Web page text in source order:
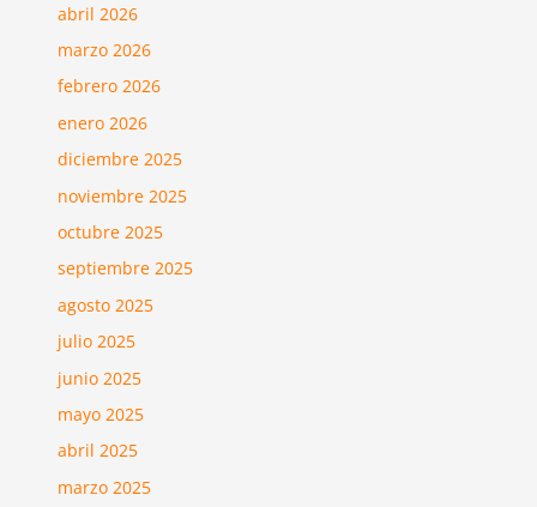
abril 2026
marzo 2026
febrero 2026
enero 2026
diciembre 2025
noviembre 2025
octubre 2025
septiembre 2025
agosto 2025
julio 2025
junio 2025
mayo 2025
abril 2025
marzo 2025